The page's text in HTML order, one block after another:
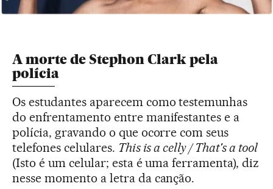
A morte de Stephon Clark pela
polícia
Os estudantes aparecem como testemunhas
do enfrentamento entre manifestantes e a
polícia, gravando o que ocorre com seus
telefones celulares. This is a celly / That's a tool
(Isto é um celular; esta é uma ferramenta), diz
nesse momento a letra da canção.